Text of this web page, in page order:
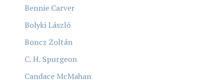
Bennie Carver
Bolyki László
Boncz Zoltán
C. H. Spurgeon
Candace McMahan